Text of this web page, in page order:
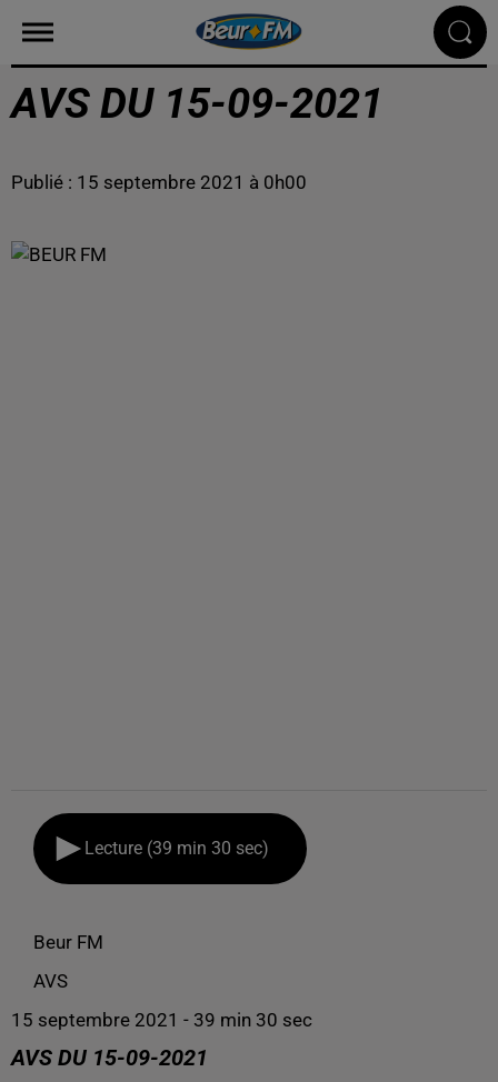
AVS DU 15-09-2021
Publié : 15 septembre 2021 à 0h00
Lecture (39 min 30 sec)
Beur FM
AVS
15 septembre 2021 - 39 min 30 sec
AVS DU 15-09-2021